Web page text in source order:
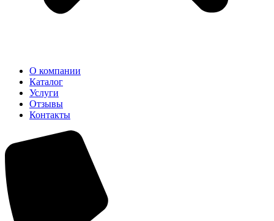
О компании
Каталог
Услуги
Отзывы
Контакты